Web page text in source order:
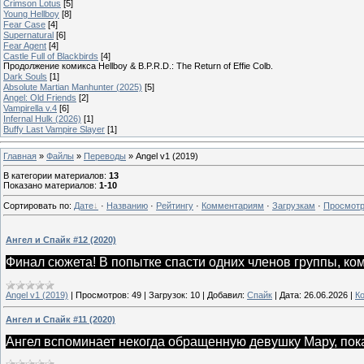
Crimson Lotus [5]
Young Hellboy [8]
Fear Case [4]
Supernatural [6]
Fear Agent [4]
Castle Full of Blackbirds [4]
Продолжение комикса Hellboy & B.P.R.D.: The Return of Effie Colb.
Dark Souls [1]
Absolute Martian Manhunter (2025) [5]
Angel: Old Friends [2]
Vampirella v.4 [6]
Infernal Hulk (2026) [1]
Buffy Last Vampire Slayer [1]
Главная » Файлы » Переводы » Angel v1 (2019)
В категории материалов: 13
Показано материалов: 1-10
Сортировать по: Дате · Названию · Рейтингу · Комментариям · Загрузкам ·
Ангел и Спайк #12 (2020)
Финал сюжета! В попытке спасти одних членов группы,
Angel v1 (2019) | Просмотров: 49 | Загрузок: 10 | Добавил: Спайк | Дата: 26.06.2026 |
Ангел и Спайк #11 (2020)
Ангел вспоминает некогда обращенную девушку Мару,